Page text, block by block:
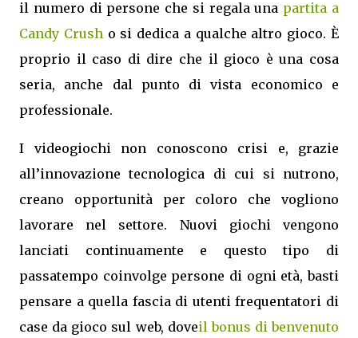
il numero di persone che si regala una partita a
Candy Crusho si dedica a qualche altro gioco. È
proprio il caso di dire che il gioco è una cosa
seria, anche dal punto di vista economico e
professionale.
I videogiochi non conoscono crisi e, grazie
all’innovazione tecnologica di cui si nutrono,
creano opportunità per coloro che vogliono
lavorare nel settore. Nuovi giochi vengono
lanciati continuamente e questo tipo di
passatempo coinvolge persone di ogni età, basti
pensare a quella fascia di utenti frequentatori di
case da gioco sul web, doveil bonus di benvenuto